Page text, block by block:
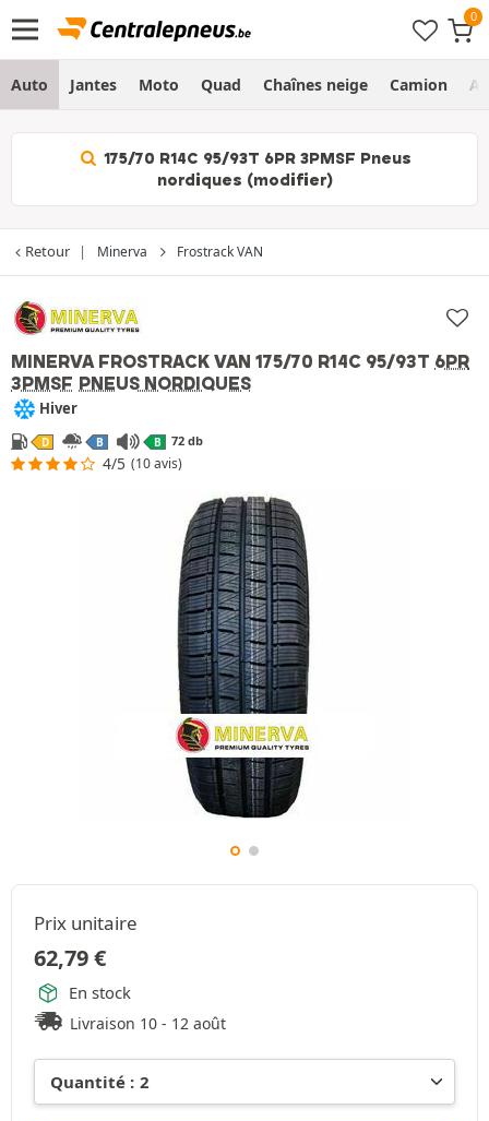
Auto Jantes Moto Quad Chaînes neige Camion
175/70 R14C 95/93T 6PR 3PMSF Pneus
nordiques (modifier)
Retour Minerva Frostrack VAN
MINERVA FROSTRACK VAN 175/70 R14C 95/93T 6PR
3PMSF PNEUS NORDIQUES
Hiver
D B B 72 db
4/5 (10 avis)
Prix unitaire
62,79€
En stock
Livraison 10 - 12 août